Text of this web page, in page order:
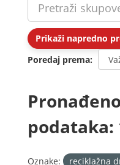
Prikaži napredno
Poredaj prema
podataka:
Oznake: reciklažna